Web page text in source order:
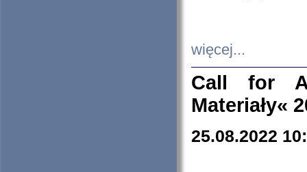
więcej...
Call for
Materiały«
25.08.2022